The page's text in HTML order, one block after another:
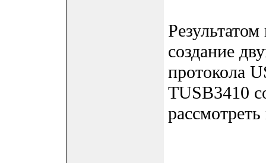
создание
протокола
TUSB3410